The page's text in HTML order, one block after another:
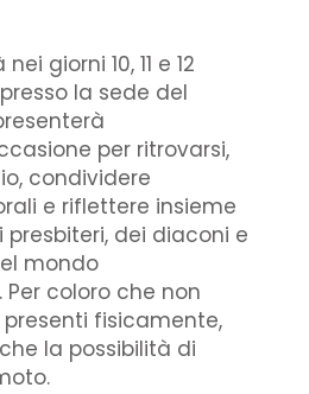
giorni 10, 11 e 12
la sede del
per ritrovarsi,
condividere
e riflettere insieme
dei diaconi e
mondo
coloro che non
fisicamente,
la possibilità di